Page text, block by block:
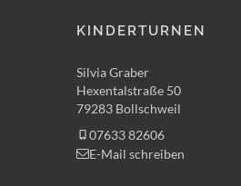
KINDERTURNEN
Silvia Graber
Hexentalstraße 50
79283 Bollschweil
07633 82606
E-Mail schreiben